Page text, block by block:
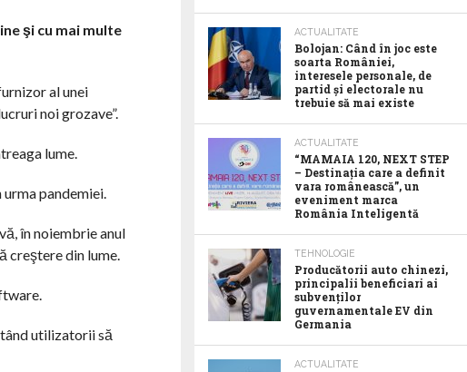
şi cu mai multe
al unei
noi grozave”.
lume.
pandemiei.
în noiembrie anul
creştere din lume.
utilizatorii să
ACTUALITATE
Bolojan: Când în joc este
soarta României,
interesele personale, de
partid și electorale nu
trebuie să mai existe
ACTUALITATE
“MAMAIA 120, NEXT STEP
– Destinația care a definit
vara românească”, un
eveniment marca
România Inteligentă
TEHNOLOGIE
Producătorii auto chinezi,
principalii beneficiari ai
subvenților
guvernamentale EV din
Germania
ACTUALITATE